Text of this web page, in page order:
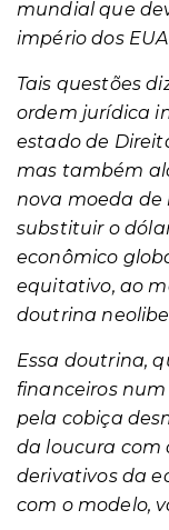
mundial que
império dos
Tais questões
ordem jurídica
estado de
mas também
nova moeda de
substituir o
econômico
equitativo, ao
doutrina
Essa doutrina,
financeiros
pela cobiça
da loucura com
derivativos da
com o modelo,